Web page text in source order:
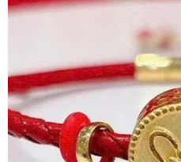
Hydro trong định